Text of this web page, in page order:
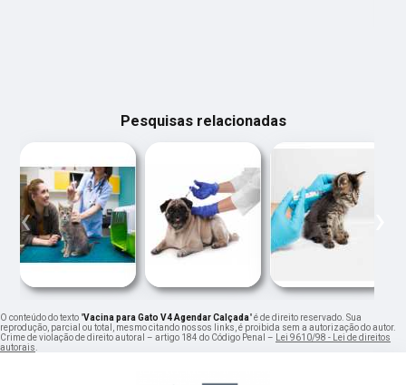
Pesquisas relacionadas
‹
O conteúdo do texto "Vacina para Gato V4 Agendar Calçada" é de direito reservado. Sua
reprodução, parcial ou total, mesmo citando nossos links, é proibida sem a autorização do autor.
Crime de violação de direito autoral – artigo 184 do Código Penal – Lei 9610/98 - Lei de direitos
autorais.